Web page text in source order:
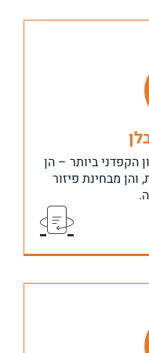
הקפדני ביותר – הן
מבחינת פיזור
בנייה, יד ראשונה
הכוללאישי, מועדי
ועוד.